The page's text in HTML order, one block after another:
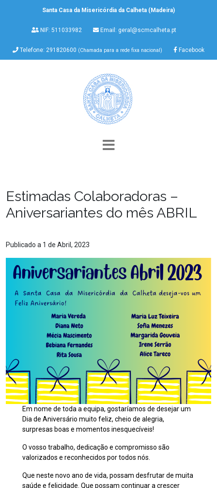
Santa Casa da Misericórdia da Calheta (Madeira)
NIF: 511033982 Email: geral@scmcalheta.pt
Telefone: 291820600 (Chamada para a rede fixa nacional) Facebook
Estimadas Colaboradoras –
Aniversariantes do mês ABRIL
Publicado a 1 de Abril, 2023
Em nome de toda a equipa, gostaríamos de desejar um
Dia de Aniversário muito feliz, cheio de alegria,
surpresas boas e momentos inesquecíveis!
O vosso trabalho, dedicação e compromisso são
valorizados e reconhecidos por todos nós.
Que neste novo ano de vida, possam desfrutar de muita
saúde e felicidade. Que possam continuar a crescer